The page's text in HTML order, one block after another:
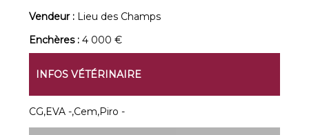
Vendeur : Lieu des Champs
Enchères :4 000 €
INFOS VÉTÉRINAIRE
CG,EVA -,Cem,Piro -